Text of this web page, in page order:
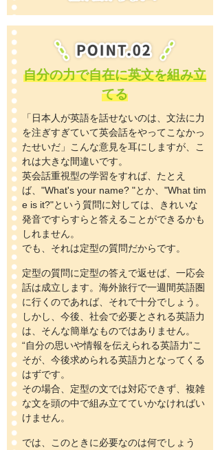
自分の力で自在に英文を組み立
てる
「日本人が英語を話せないのは、文法に力
を注ぎすぎていて英会話をやってこなかっ
たせいだ」こんな意見を耳にしますが、こ
れは大きな間違いです。
英会話重視型の学習をすれば、たとえ
ば、"What's your name? "とか、"What tim
e is it?"という質問に対しては、きれいな
発音ですらすらと答えることができるかも
しれません。
でも、それは定型の質問だからです。
定型の質問に定型の答えで返せば、一応会
話は成立します。海外旅行で一週間英語圏
に行くのであれば、それで十分でしょう。
しかし、今後、社会で必要とされる英語力
は、そんな簡単なものではありません。
“自分の思いや情報を伝えられる英語力”こ
そが、今後求められる英語力となってくる
はずです。
その場合、定型の文では対応できず、複雑
な文を頭の中で組み立てていかなければい
けません。
では、このときに必要なのは何でしょう